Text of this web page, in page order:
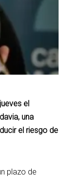
el
una
el riesgo de
plazo de